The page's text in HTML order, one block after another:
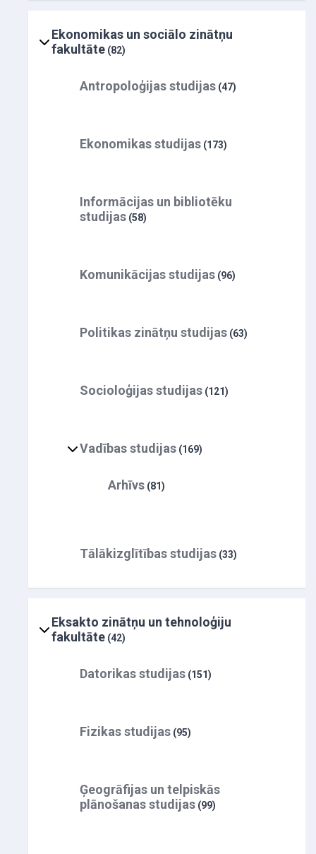
Ekonomikas un sociālo zinātņu
fakultāte (82)
Antropoloģijas studijas (47)
Ekonomikas studijas (173)
Informācijas un bibliotēku
studijas (58)
Komunikācijas studijas (96)
Politikas zinātņu studijas (63)
Socioloģijas studijas (121)
Vadības studijas (169)
Arhīvs (81)
Tālākizglītības studijas (33)
Eksakto zinātņu un tehnoloģiju
fakultāte (42)
Datorikas studijas (151)
Fizikas studijas (95)
Ģeogrāfijas un telpiskās
plānošanas studijas (99)